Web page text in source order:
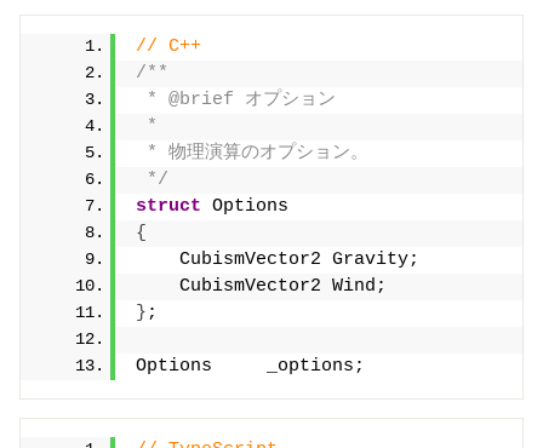
// C++
/**
* @brief オプション
*
* 物理演算のオプション。
*/
struct Options
{
    CubismVector2 Gravity;
    CubismVector2 Wind;
} ;
Options     _options;